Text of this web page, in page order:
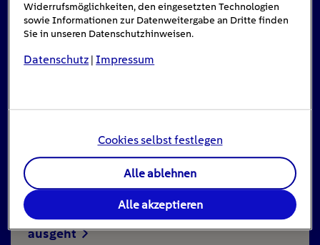
Stromausfall: Das ist zu tun, wenn das Licht
ausgeht
Widerrufsmöglichkeiten, den eingesetzten Technologien
sowie Informationen zur Datenweitergabe an Dritte finden
Sie in unseren Datenschutzhinweisen.
Datenschutz |Impressum
Cookies selbst festlegen
Alle ablehnen
Alle akzeptieren